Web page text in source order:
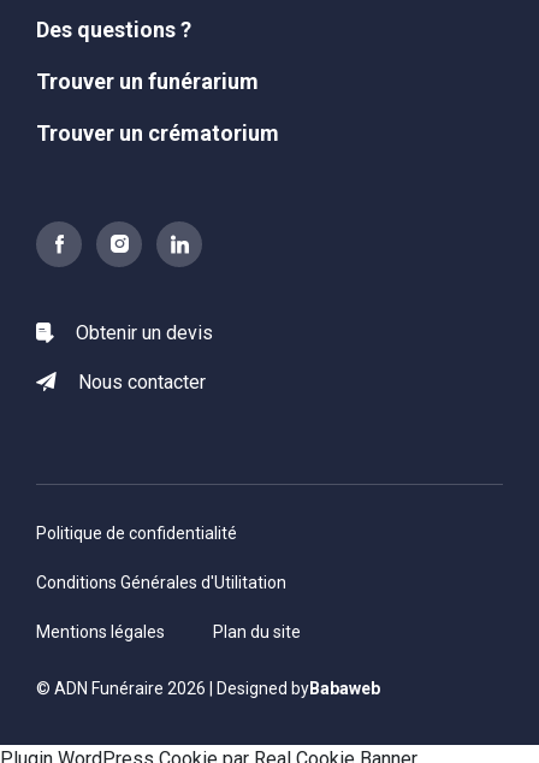
Des questions ?
Trouver un funérarium
Trouver un crématorium
Obtenir un devis
Nous contacter
Politique de confidentialité
Conditions Générales d'Utilitation
Mentions légales Plan du site
© ADN Funéraire 2026 | Designed byBabaweb